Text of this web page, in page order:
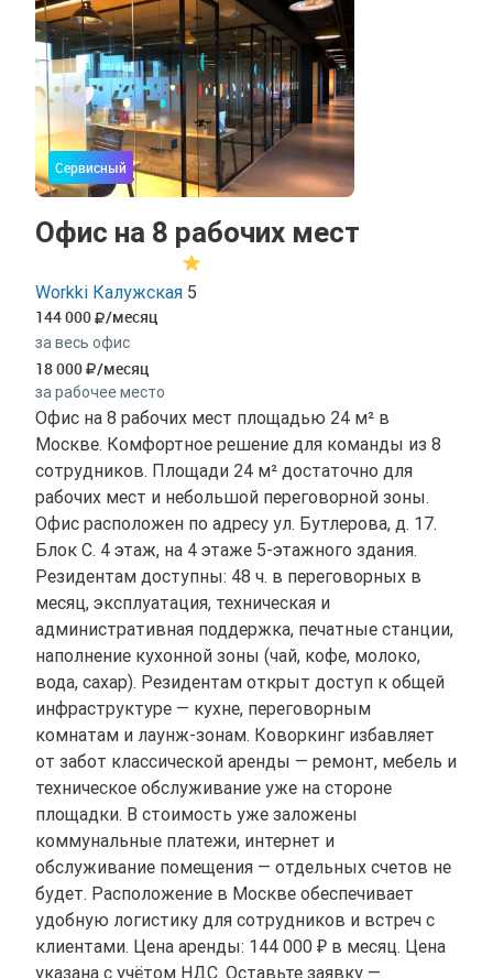
Сервисный
Офис на 8 рабочих мест
Workki Калужская 5
144 000 /месяц
за весь офис
18 000 /месяц
за рабочее место
Офис на 8 рабочих мест площадью 24 м² в
Москве. Комфортное решение для команды из 8
сотрудников. Площади 24 м² достаточно для
рабочих мест и небольшой переговорной зоны.
Офис расположен по адресу ул. Бутлерова, д. 17.
Блок С. 4 этаж, на 4 этаже 5-этажного здания.
Резидентам доступны: 48 ч. в переговорных в
месяц, эксплуатация, техническая и
административная поддержка, печатные станции,
наполнение кухонной зоны (чай, кофе, молоко,
вода, сахар). Резидентам открыт доступ к общей
инфраструктуре — кухне, переговорным
комнатам и лаунж-зонам. Коворкинг избавляет
от забот классической аренды — ремонт, мебель и
техническое обслуживание уже на стороне
площадки. В стоимость уже заложены
коммунальные платежи, интернет и
обслуживание помещения — отдельных счетов не
будет. Расположение в Москве обеспечивает
удобную логистику для сотрудников и встреч с
клиентами. Цена аренды: 144 000 ₽ в месяц. Цена
указана с учётом НДС. Оставьте заявку —